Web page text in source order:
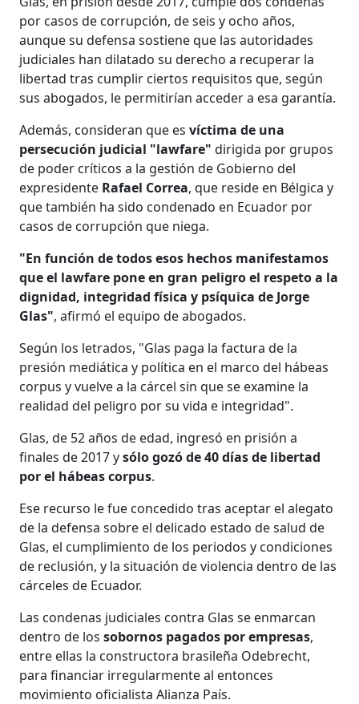
por casos de corrupción, de seis y ocho años,
aunque su defensa sostiene que las autoridades
judiciales han dilatado su derecho a recuperar la
libertad tras cumplir ciertos requisitos que, según
sus abogados, le permitirían acceder a esa garantía.
Además, consideran que esvíctima de una
persecución judicial "lawfare" dirigida por grupos
de poder críticos a la gestión de Gobierno del
expresidente Rafael Correa, que reside en Bélgica y
que también ha sido condenado en Ecuador por
casos de corrupción que niega.
"En función de todos esos hechos manifestamos
que el lawfare pone en gran peligro el respeto a la
dignidad, integridad física y psíquica de Jorge
Glas", afirmó el equipo de abogados.
Según los letrados, "Glas paga la factura de la
presión mediática y política en el marco del hábeas
corpus y vuelve a la cárcel sin que se examine la
realidad del peligro por su vida e integridad".
Glas, de 52 años de edad, ingresó en prisión a
finales de 2017 ysólo gozó de 40 días de libertad
por el hábeas corpus.
Ese recurso le fue concedido tras aceptar el alegato
de la defensa sobre el delicado estado de salud de
Glas, el cumplimiento de los periodos y condiciones
de reclusión, y la situación de violencia dentro de las
cárceles de Ecuador.
Las condenas judiciales contra Glas se enmarcan
dentro de lossobornos pagados por empresas,
entre ellas la constructora brasileña Odebrecht,
para financiar irregularmente al entonces
movimiento oficialista Alianza País.